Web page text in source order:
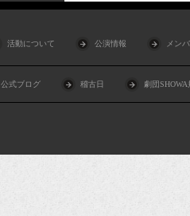
活動について 公演情報 メン
公式ブログ 稽古日 劇団SHOWA